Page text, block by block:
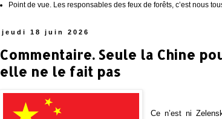
Point de vue. Les responsables des feux de forêts, c’est nous
jeudi 18 juin 2026
Commentaire. Seule la Chine
elle ne le fait pas
Ce n’est ni